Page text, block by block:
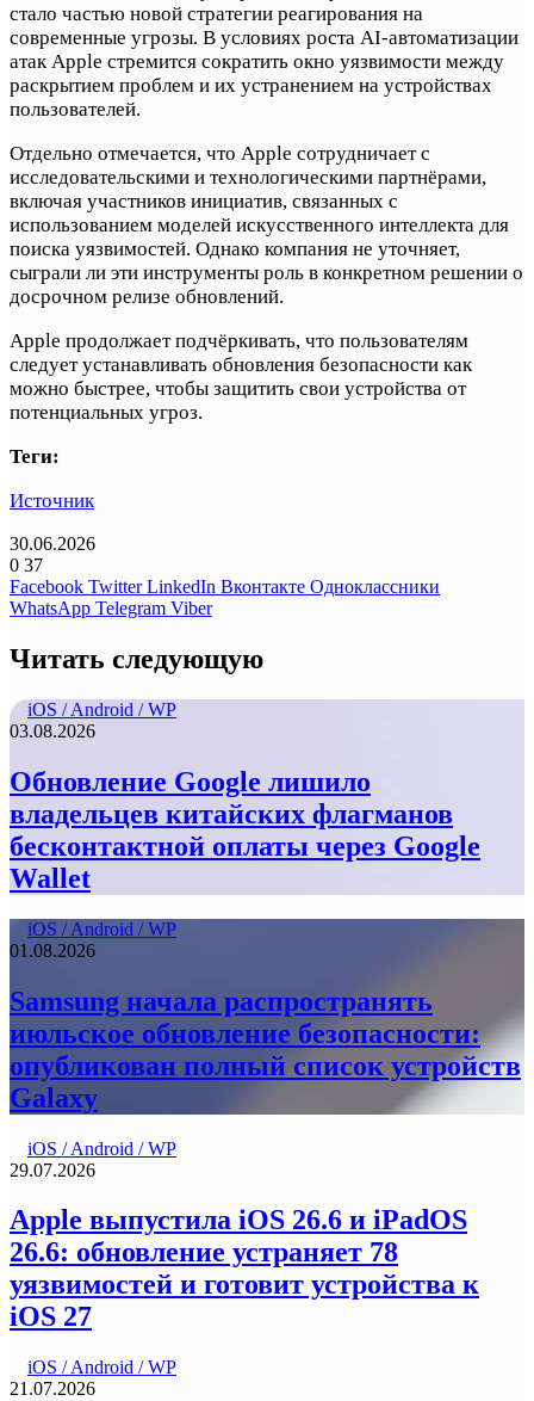
стало частью новой стратегии реагирования на
современные угрозы. В условиях роста AI-автоматизации
атак Apple стремится сократить окно уязвимости между
раскрытием проблем и их устранением на устройствах
пользователей.
Отдельно отмечается, что Apple сотрудничает с
исследовательскими и технологическими партнёрами,
включая участников инициатив, связанных с
использованием моделей искусственного интеллекта для
поиска уязвимостей. Однако компания не уточняет,
сыграли ли эти инструменты роль в конкретном решении о
досрочном релизе обновлений.
Apple продолжает подчёркивать, что пользователям
следует устанавливать обновления безопасности как
можно быстрее, чтобы защитить свои устройства от
потенциальных угроз.
Теги:
Источник
30.06.2026
0 37
Facebook Twitter LinkedIn Вконтакте Одноклассники
WhatsApp Telegram Viber
Читать следующую
iOS / Android / WP
03.08.2026
Обновление Google лишило
владельцев китайских флагманов
бесконтактной оплаты через Google
Wallet
iOS / Android / WP
01.08.2026
Samsung начала распространять
июльское обновление безопасности:
опубликован полный список устройств
Galaxy
iOS / Android / WP
29.07.2026
Apple выпустила iOS 26.6 и iPadOS
26.6: обновление устраняет 78
уязвимостей и готовит устройства к
iOS 27
iOS / Android / WP
21.07.2026